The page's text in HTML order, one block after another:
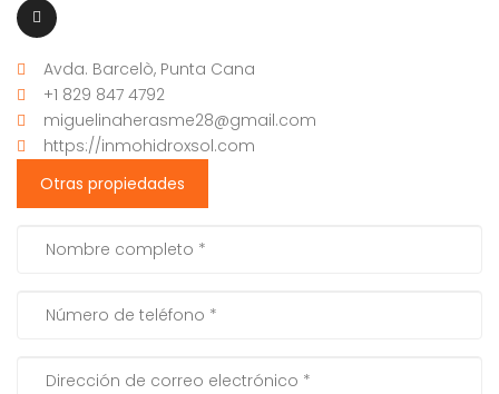
Avda. Barcelò, Punta Cana
+1 829 847 4792
miguelinaherasme28@gmail.com
https://inmohidroxsol.com
Otras propiedades